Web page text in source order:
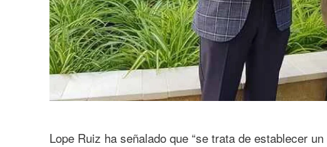
Lope Ruiz ha señalado que “se trata de establecer un